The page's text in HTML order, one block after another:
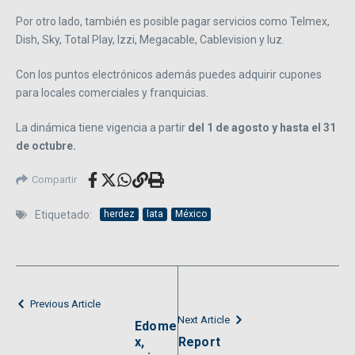
Por otro lado, también es posible pagar servicios como Telmex,
Dish, Sky, Total Play, Izzi, Megacable, Cablevision y luz.
Con los puntos electrónicos además puedes adquirir cupones
para locales comerciales y franquicias.
La dinámica tiene vigencia a partir del 1 de agosto y hasta el 31
de octubre.
Compartir
Etiquetado: herdez lata México
Previous Article
Edome
x,
Next Article
Report